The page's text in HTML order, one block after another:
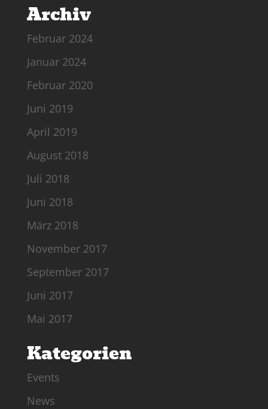
Archiv
Februar 2024
Januar 2024
Februar 2020
Juni 2019
April 2019
August 2018
Juli 2018
Juni 2018
März 2018
November 2017
September 2017
Juni 2017
Mai 2017
Kategorien
Events
News